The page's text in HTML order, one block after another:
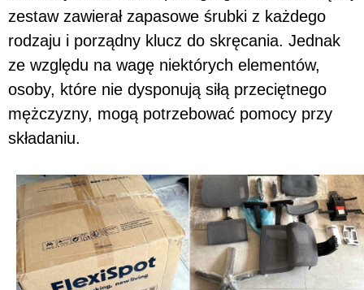
zestaw zawierał zapasowe śrubki z każdego
rodzaju i porządny klucz do skręcania. Jednak
ze względu na wagę niektórych elementów,
osoby, które nie dysponują siłą przeciętnego
mężczyzny, mogą potrzebować pomocy przy
składaniu.